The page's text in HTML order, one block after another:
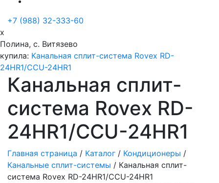
+7 (988) 32-333-60
x
Полина, с. Витязево
купила: Канальная сплит-система Rovex RD-
24HR1/CCU-24HR1
Канальная сплит-
система Rovex RD-
24HR1/CCU-24HR1
Главная страница / Каталог / Кондиционеры /
Канальные сплит-системы / Канальная сплит-
система Rovex RD-24HR1/CCU-24HR1